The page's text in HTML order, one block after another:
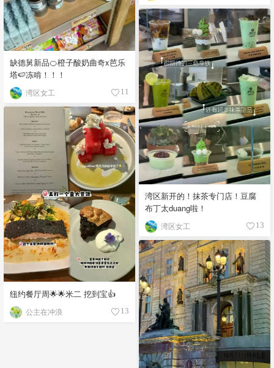
缺德舅新品🍊橙子酸奶曲奇x芭乐
塔🍉冻啃！！！
湾区女工 11
湾区新开的！抹茶专门店！豆腐
布丁太duang啦！
湾区女工 13
纽约餐厅周🌟🌟米二 挖到宝👍
公主在冲浪 13